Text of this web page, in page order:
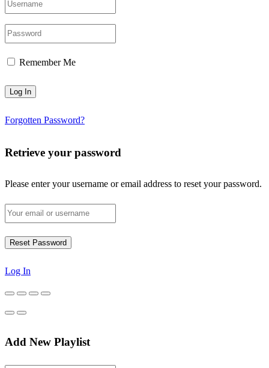
Remember Me
Forgotten Password?
Retrieve your password
Please enter your username or email address to reset your password.
Log In
Add New Playlist